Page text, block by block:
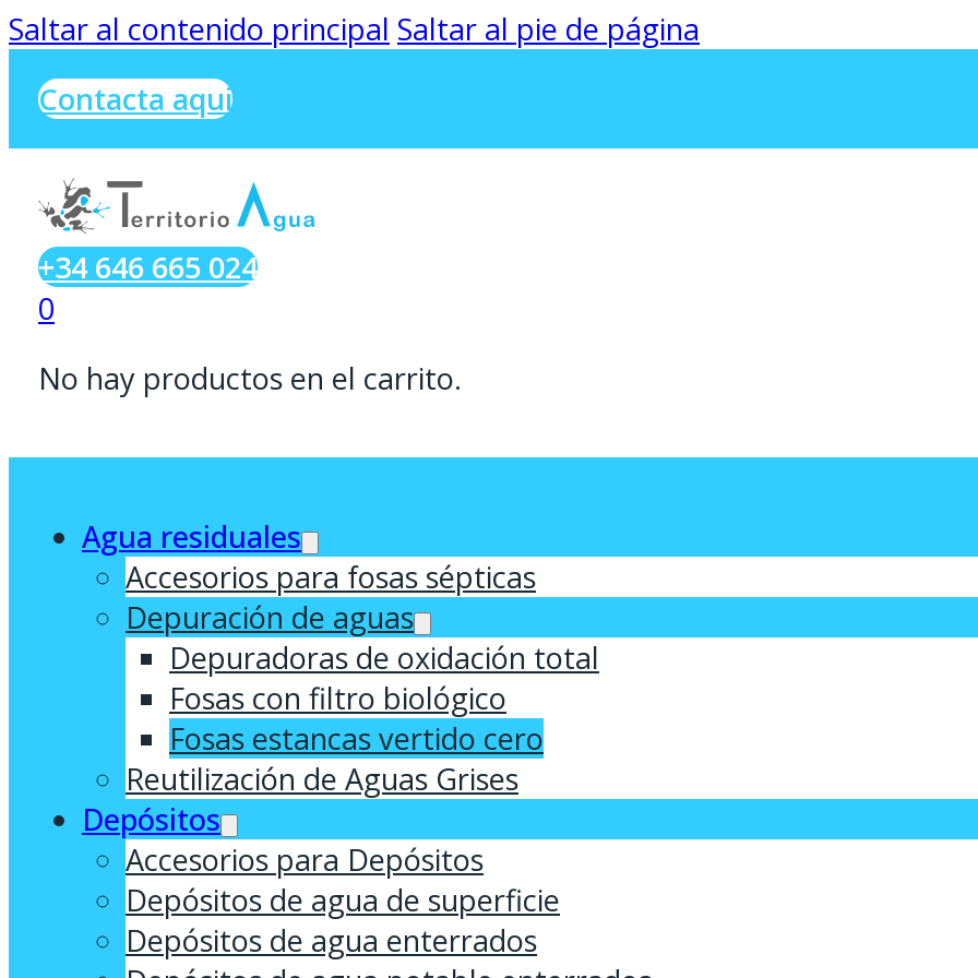
Saltar al contenido principal Saltar al pie de página
Contacta aqui
+34 646 665 024
0
No hay productos en el carrito.
Agua residuales
Accesorios para fosas sépticas
Depuración de aguas
Depuradoras de oxidación total
Fosas con filtro biológico
Fosas estancas vertido cero
Reutilización de Aguas Grises
Depósitos
Accesorios para Depósitos
Depósitos de agua de superficie
Depósitos de agua enterrados